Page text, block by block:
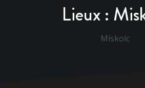
Lieux :
Miskolc